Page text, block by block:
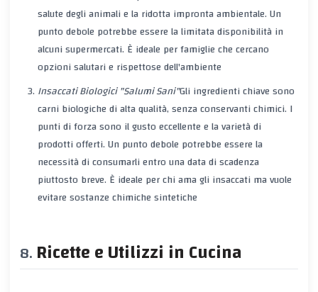
salute degli animali e la ridotta impronta ambientale. Un
punto debole potrebbe essere la limitata disponibilità in
alcuni supermercati. È ideale per famiglie che cercano
opzioni salutari e rispettose dell'ambiente
Insaccati Biologici "Salumi Sani"Gli ingredienti chiave sono
carni biologiche di alta qualità, senza conservanti chimici. I
punti di forza sono il gusto eccellente e la varietà di
prodotti offerti. Un punto debole potrebbe essere la
necessità di consumarli entro una data di scadenza
piuttosto breve. È ideale per chi ama gli insaccati ma vuole
evitare sostanze chimiche sintetiche
Ricette e Utilizzi in Cucina